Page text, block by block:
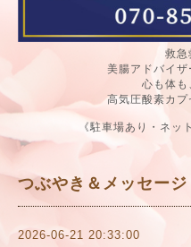
救急
美腸アドバイ
心も体も
高気圧酸素カプ
《駐車場あり・ネッ
つぶやき＆メッセージ
2026-06-21 20:33:00